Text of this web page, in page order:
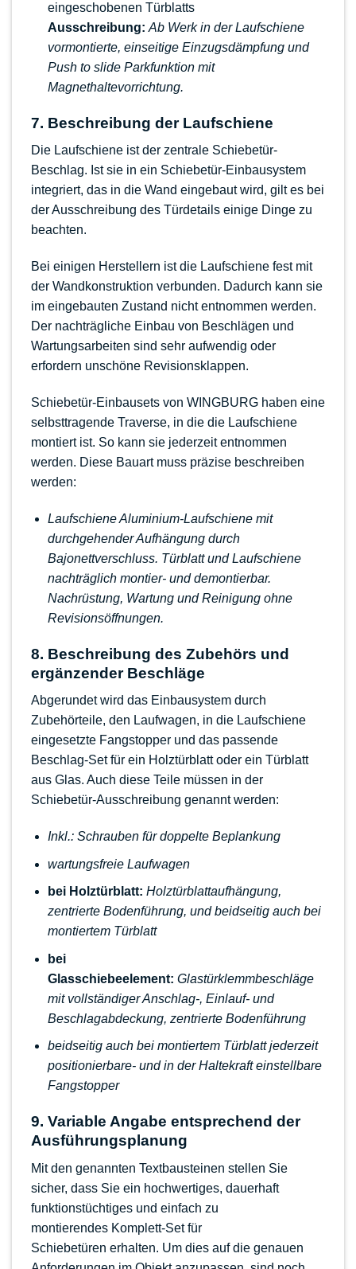
eingeschobenen Türblatts
Ausschreibung: Ab Werk in der Laufschiene
vormontierte, einseitige Einzugsdämpfung und
Push to slide Parkfunktion mit
Magnethaltevorrichtung.
7. Beschreibung der Laufschiene
Die Laufschiene ist der zentrale Schiebetür-
Beschlag. Ist sie in ein Schiebetür-Einbausystem
integriert, das in die Wand eingebaut wird, gilt es bei
der Ausschreibung des Türdetails einige Dinge zu
beachten.
Bei einigen Herstellern ist die Laufschiene fest mit
der Wandkonstruktion verbunden. Dadurch kann sie
im eingebauten Zustand nicht entnommen werden.
Der nachträgliche Einbau von Beschlägen und
Wartungsarbeiten sind sehr aufwendig oder
erfordern unschöne Revisionsklappen.
Schiebetür-Einbausets von WINGBURG haben eine
selbsttragende Traverse, in die die Laufschiene
montiert ist. So kann sie jederzeit entnommen
werden. Diese Bauart muss präzise beschreiben
werden:
Laufschiene Aluminium-Laufschiene mit
durchgehender Aufhängung durch
Bajonettverschluss. Türblatt und Laufschiene
nachträglich montier- und demontierbar.
Nachrüstung, Wartung und Reinigung ohne
Revisionsöffnungen.
8. Beschreibung des Zubehörs und
ergänzender Beschläge
Abgerundet wird das Einbausystem durch
Zubehörteile, den Laufwagen, in die Laufschiene
eingesetzte Fangstopper und das passende
Beschlag-Set für ein Holztürblatt oder ein Türblatt
aus Glas. Auch diese Teile müssen in der
Schiebetür-Ausschreibung genannt werden:
Inkl.: Schrauben für doppelte Beplankung
wartungsfreie Laufwagen
bei Holztürblatt: Holztürblattaufhängung,
zentrierte Bodenführung, und beidseitig auch bei
montiertem Türblatt
bei
Glasschiebeelement: Glastürklemmbeschläge
mit vollständiger Anschlag-, Einlauf- und
Beschlagabdeckung, zentrierte Bodenführung
beidseitig auch bei montiertem Türblatt jederzeit
positionierbare- und in der Haltekraft einstellbare
Fangstopper
9. Variable Angabe entsprechend der
Ausführungsplanung
Mit den genannten Textbausteinen stellen Sie
sicher, dass Sie ein hochwertiges, dauerhaft
funktionstüchtiges und einfach zu
montierendes Komplett-Set für
Schiebetüren erhalten. Um dies auf die genauen